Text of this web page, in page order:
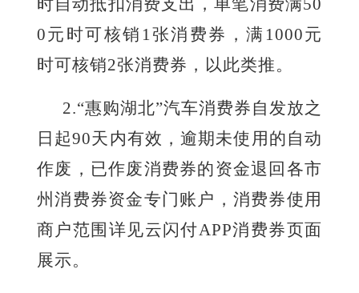
时自动抵扣消费支出，单笔消费满50
0元时可核销1张消费券，满1000元
时可核销2张消费券，以此类推。
2.“惠购湖北”汽车消费券自发放之
日起90天内有效，逾期未使用的自动
作废，已作废消费券的资金退回各市
州消费券资金专门账户，消费券使用
商户范围详见云闪付APP消费券页面
展示。